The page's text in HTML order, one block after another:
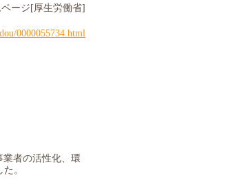
ージ [厚生労働省]
0000055734.html
者の活性化、環
。